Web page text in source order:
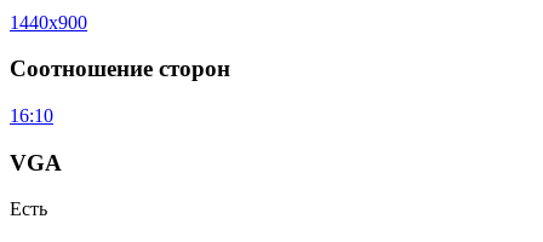
1440x900
Соотношение сторон
16:10
VGA
Есть